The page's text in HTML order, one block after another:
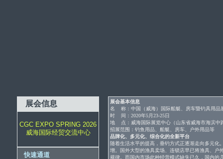
展会基本信息
名 称：中国（威海）国际船艇、房车暨钓具用品
时 间：2020年5月23-25日
地 点：威海国际展览中心（山东省威海市海滨中
招展范围：钓鱼用品、船艇、房车、户外用品等
品牌化、多元化、综合化的全新平台
随着生活水平的提高，垂钓方式正逐渐走向多元
增。国外大型的渔具卖场、连锁店早已将渔具、户
规律。而国内市场此种经营模式缺失已久，国内的